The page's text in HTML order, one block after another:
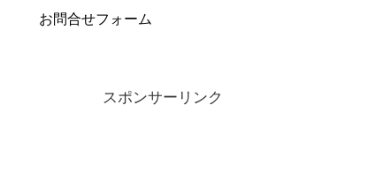
お問合せフォーム
スポンサーリンク